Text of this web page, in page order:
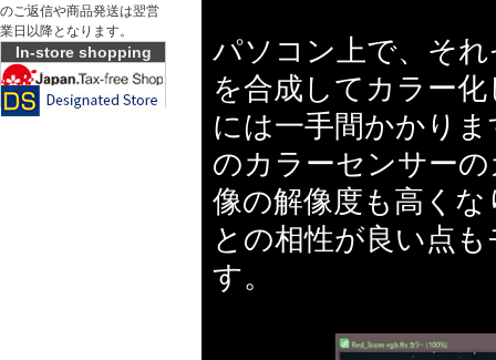
のご返信や商品発送は翌営
業日以降となります。
In-store shopping
パソコン上で、そ
を合成してカラー
には一手間かかりま
のカラーセンサー
像の解像度も高く
との相性が良い点
す。